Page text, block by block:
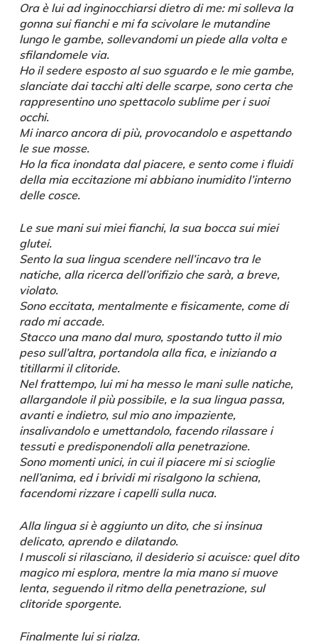
Ora è lui ad inginocchiarsi dietro di me: mi solleva la
gonna sui fianchi e mi fa scivolare le mutandine
lungo le gambe, sollevandomi un piede alla volta e
sfilandomele via.
Ho il sedere esposto al suo sguardo e le mie gambe,
slanciate dai tacchi alti delle scarpe, sono certa che
rappresentino uno spettacolo sublime per i suoi
occhi.
Mi inarco ancora di più, provocandolo e aspettando
le sue mosse.
Ho la fica inondata dal piacere, e sento come i fluidi
della mia eccitazione mi abbiano inumidito l’interno
delle cosce.
Le sue mani sui miei fianchi, la sua bocca sui miei
glutei.
Sento la sua lingua scendere nell’incavo tra le
natiche, alla ricerca dell’orifizio che sarà, a breve,
violato.
Sono eccitata, mentalmente e fisicamente, come di
rado mi accade.
Stacco una mano dal muro, spostando tutto il mio
peso sull’altra, portandola alla fica, e iniziando a
titillarmi il clitoride.
Nel frattempo, lui mi ha messo le mani sulle natiche,
allargandole il più possibile, e la sua lingua passa,
avanti e indietro, sul mio ano impaziente,
insalivandolo e umettandolo, facendo rilassare i
tessuti e predisponendoli alla penetrazione.
Sono momenti unici, in cui il piacere mi si scioglie
nell’anima, ed i brividi mi risalgono la schiena,
facendomi rizzare i capelli sulla nuca.
Alla lingua si è aggiunto un dito, che si insinua
delicato, aprendo e dilatando.
I muscoli si rilasciano, il desiderio si acuisce: quel dito
magico mi esplora, mentre la mia mano si muove
lenta, seguendo il ritmo della penetrazione, sul
clitoride sporgente.
Finalmente lui si rialza.